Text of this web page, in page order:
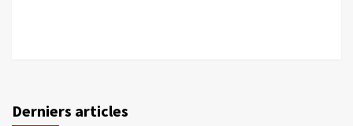
Derniers articles